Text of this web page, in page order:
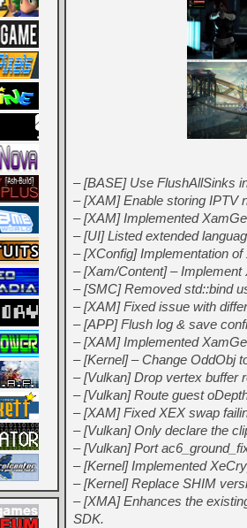
– [BASE] Use FlushAllSinks
– [XAM] Enable storing IPTV
– [XAM] Implemented
– [UI] Listed extended
– [XConfig] Implementation of
– [Xam/Content] –
– [SMC] Removed std::bind
– [XAM] Fixed issue with
– [APP] Flush log & save
– [XAM] Implemented
– [Kernel] – Change OddObj
– [Vulkan] Drop vertex buffer
– [Vulkan] Route guest
– [XAM] Fixed XEX swap
– [Vulkan] Only declare the
– [Vulkan] Port
– [Kernel] Implemented
– [Kernel] Replace SHIM
– [XMA] Enhances the
SDK.